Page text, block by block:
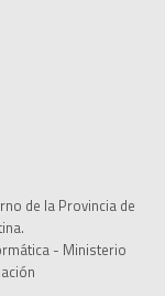
de la Provincia de
- Ministerio